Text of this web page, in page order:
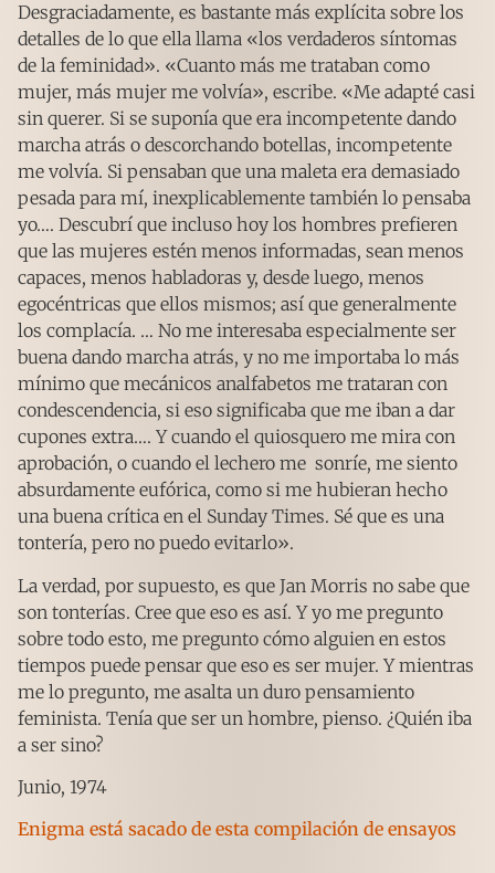
Desgraciadamente, es bastante más explícita sobre los
detalles de lo que ella llama «los verdaderos síntomas
de la feminidad». «Cuanto más me trataban como
mujer, más mujer me volvía», escribe. «Me adapté casi
sin querer. Si se suponía que era incompetente dando
marcha atrás o descorchando botellas, incompetente
me volvía. Si pensaban que una maleta era demasiado
pesada para mí, inexplicablemente también lo pensaba
yo…. Descubrí que incluso hoy los hombres prefieren
que las mujeres estén menos informadas, sean menos
capaces, menos habladoras y, desde luego, menos
egocéntricas que ellos mismos; así que generalmente
los complacía. … No me interesaba especialmente ser
buena dando marcha atrás, y no me importaba lo más
mínimo que mecánicos analfabetos me trataran con
condescendencia, si eso significaba que me iban a dar
cupones extra…. Y cuando el quiosquero me mira con
aprobación, o cuando el lechero me sonríe, me siento
absurdamente eufórica, como si me hubieran hecho
una buena crítica en el Sunday Times. Sé que es una
tontería, pero no puedo evitarlo».
La verdad, por supuesto, es que Jan Morris no sabe que
son tonterías. Cree que eso es así. Y yo me pregunto
sobre todo esto, me pregunto cómo alguien en estos
tiempos puede pensar que eso es ser mujer. Y mientras
me lo pregunto, me asalta un duro pensamiento
feminista. Tenía que ser un hombre, pienso. ¿Quién iba
a ser sino?
Junio, 1974
Enigma está sacado de esta compilación de ensayos